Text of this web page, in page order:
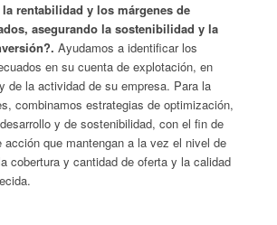
rentabilidad y los márgenes de
, asegurando la sostenibilidad y la
Ayudamos a identificar los
en su cuenta de explotación, en
de la actividad de su empresa. Para la
combinamos estrategias de optimización,
y de sostenibilidad, con el fin de
acción que mantengan a la vez el nivel de
cobertura y cantidad de oferta y la calidad